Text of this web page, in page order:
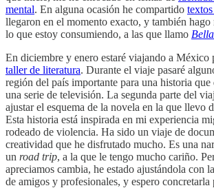
mental. En alguna ocasión he compartido
llegaron en el momento exacto, y también hago
lo que estoy consumiendo, a las que llamo
En diciembre y enero estaré viajando a México
taller de literatura. Durante el viaje pasaré
región del país importante para una historia
una serie de televisión. La segunda parte del
ajustar el esquema de la novela en la que llevo
Esta historia está inspirada en mi experiencia
rodeado de violencia. Ha sido un viaje de
creatividad que he disfrutado mucho. Es una
un road trip, a la que le tengo mucho cariño.
apreciamos cambia, he estado ajustándola con
de amigos y profesionales, y espero concretarla